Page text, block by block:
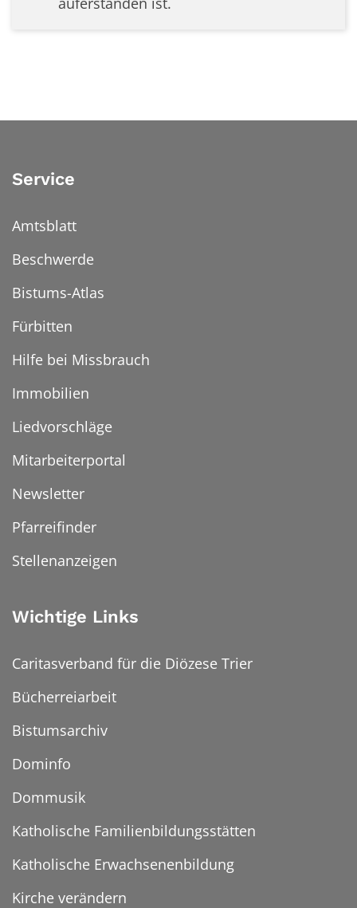
Service
Amtsblatt
Beschwerde
Bistums-Atlas
Fürbitten
Hilfe bei Missbrauch
Immobilien
Liedvorschläge
Mitarbeiterportal
Newsletter
Pfarreifinder
Stellenanzeigen
Wichtige Links
Caritasverband für die Diözese Trier
Bücherreiarbeit
Bistumsarchiv
Dominfo
Dommusik
Katholische Familienbildungsstätten
Katholische Erwachsenenbildung
Kirche verändern